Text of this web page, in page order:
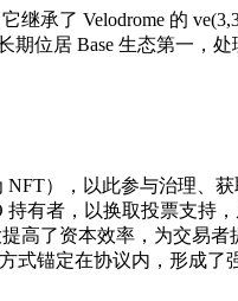
继承了 Velodrome 的
位居 Base 生态第一，
NFT），以此参与治理、
持有者，以换取投票支持
高了资本效率，为交易者
式锚定在协议内，形成了